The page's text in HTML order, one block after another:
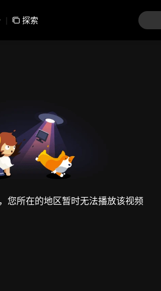
| 探索
您所在的地区暂时无法播放该视频